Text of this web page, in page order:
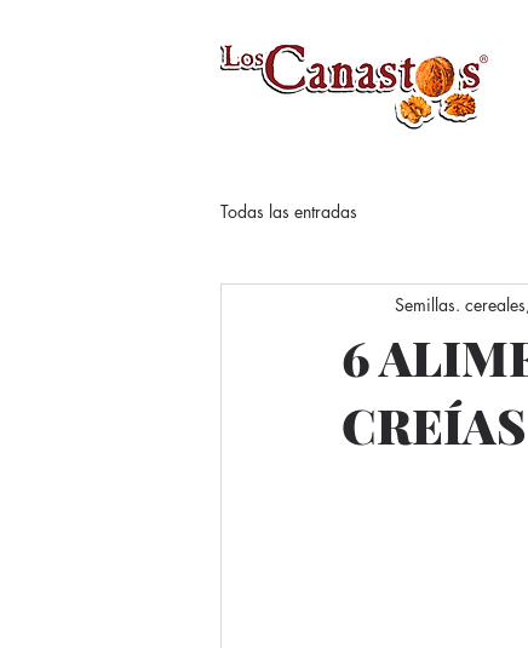
Todas las entradas
6
Semillas.